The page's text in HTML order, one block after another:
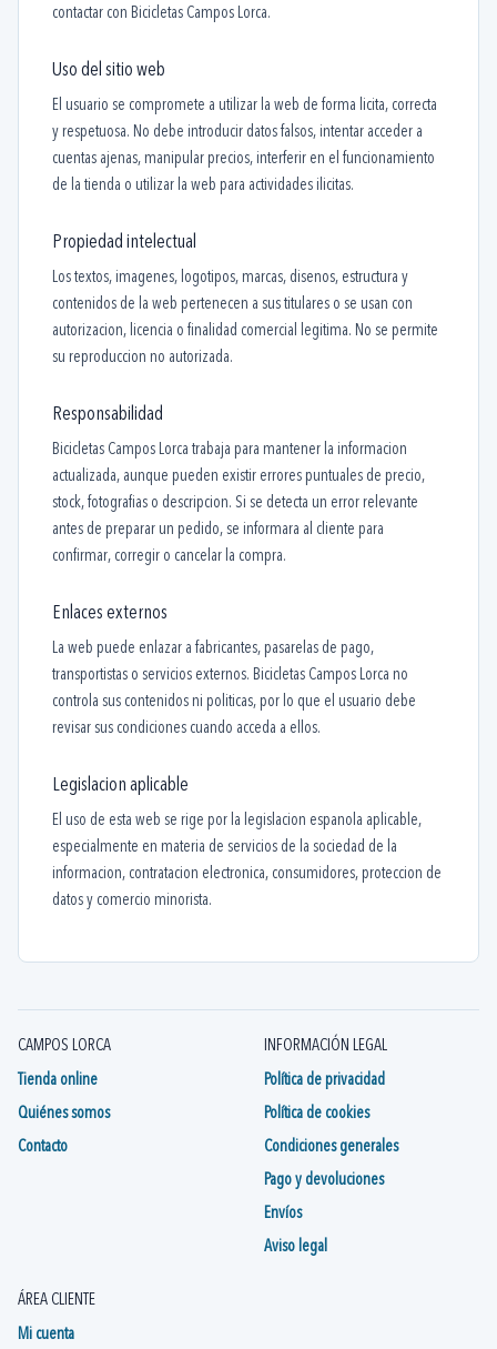
contactar con Bicicletas Campos Lorca.
Uso del sitio web
El usuario se compromete a utilizar la web de forma licita, correcta
y respetuosa. No debe introducir datos falsos, intentar acceder a
cuentas ajenas, manipular precios, interferir en el funcionamiento
de la tienda o utilizar la web para actividades ilicitas.
Propiedad intelectual
Los textos, imagenes, logotipos, marcas, disenos, estructura y
contenidos de la web pertenecen a sus titulares o se usan con
autorizacion, licencia o finalidad comercial legitima. No se permite
su reproduccion no autorizada.
Responsabilidad
Bicicletas Campos Lorca trabaja para mantener la informacion
actualizada, aunque pueden existir errores puntuales de precio,
stock, fotografias o descripcion. Si se detecta un error relevante
antes de preparar un pedido, se informara al cliente para
confirmar, corregir o cancelar la compra.
Enlaces externos
La web puede enlazar a fabricantes, pasarelas de pago,
transportistas o servicios externos. Bicicletas Campos Lorca no
controla sus contenidos ni politicas, por lo que el usuario debe
revisar sus condiciones cuando acceda a ellos.
Legislacion aplicable
El uso de esta web se rige por la legislacion espanola aplicable,
especialmente en materia de servicios de la sociedad de la
informacion, contratacion electronica, consumidores, proteccion de
datos y comercio minorista.
CAMPOS LORCA
Tienda online
Quiénes somos
Contacto
INFORMACIÓN LEGAL
Política de privacidad
Política de cookies
Condiciones generales
Pago y devoluciones
Envíos
Aviso legal
ÁREA CLIENTE
Mi cuenta